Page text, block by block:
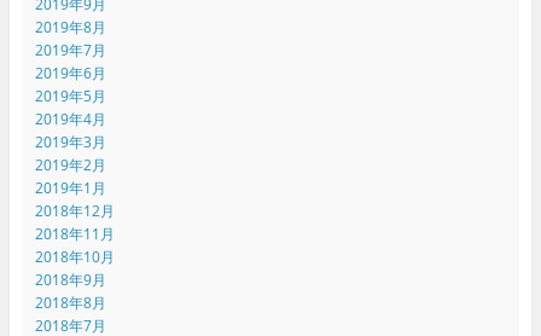
2019年8月
2019年7月
2019年6月
2019年5月
2019年4月
2019年3月
2019年2月
2019年1月
2018年12月
2018年11月
2018年10月
2018年9月
2018年8月
2018年7月